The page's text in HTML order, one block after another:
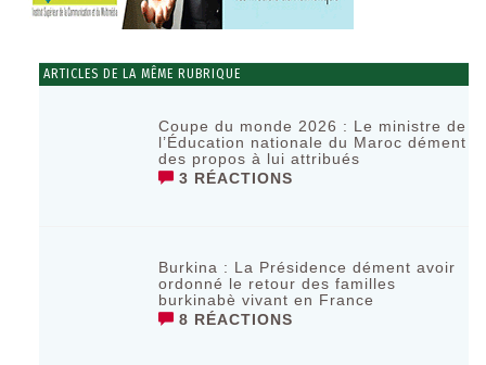
ARTICLES DE LA MÊME RUBRIQUE
‎Coupe du monde 2026 : Le ministre de
l’Éducation nationale du Maroc dément
des propos à lui attribués ‎
3 RÉACTIONS
Burkina : La Présidence dément avoir
ordonné le retour des familles
burkinabè vivant en France
8 RÉACTIONS